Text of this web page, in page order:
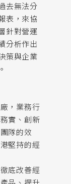
去無法分
表，來協
針對營運
分析作出
策與企業
，業務行
實、創新
隊的效
堅持的經
底改善經